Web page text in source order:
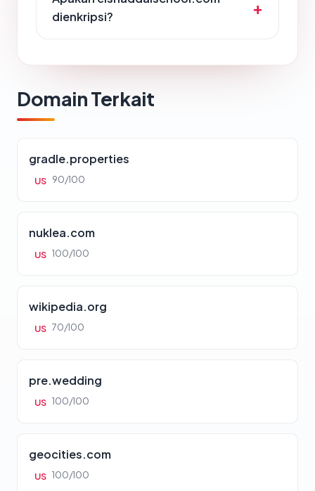
dienkripsi?
Domain Terkait
gradle.properties
US 90/100
nuklea.com
US 100/100
wikipedia.org
US 70/100
pre.wedding
US 100/100
geocities.com
US 100/100